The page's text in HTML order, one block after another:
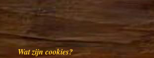
Wat zijn cookies?